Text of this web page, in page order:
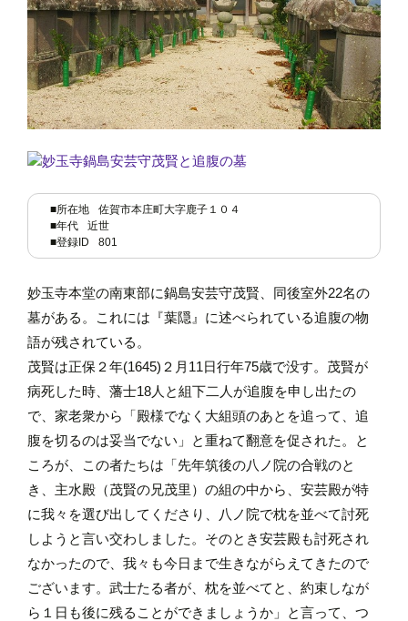
■所在地
佐賀市本庄町大字鹿子１０４
■年代
近世
■登録ID
801
妙玉寺本堂の南東部に鍋島安芸守茂賢、同後室外22名の
墓がある。これには『葉隠』に述べられている追腹の物
語が残されている。
茂賢は正保２年(1645)２月11日行年75歳で没す。茂賢が
病死した時、藩士18人と組下二人が追腹を申し出たの
で、家老衆から「殿様でなく大組頭のあとを追って、追
腹を切るのは妥当でない」と重ねて翻意を促された。と
ころが、この者たちは「先年筑後の八ノ院の合戦のと
き、主水殿（茂賢の兄茂里）の組の中から、安芸殿が特
に我々を選び出してくださり、八ノ院で枕を並べて討死
しようと言い交わしました。そのとき安芸殿も討死され
なかったので、我々も今日まで生きながらえてきたので
ございます。武士たる者が、枕を並べてと、約束しなが
ら１日も後に残ることができましょうか」と言って、つ